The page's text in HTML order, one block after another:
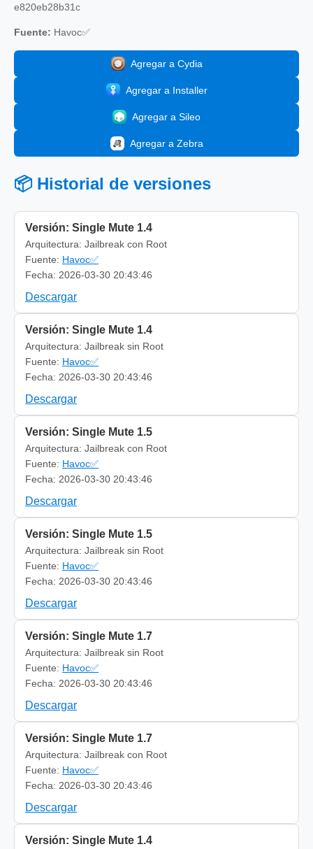
e820eb28b31c
Fuente: Havoc✅
Agregar a Cydia
Agregar a Installer
Agregar a Sileo
Agregar a Zebra
📦 Historial de versiones
Versión: Single Mute 1.4
Arquitectura: Jailbreak con Root
Fuente: Havoc✅
Fecha: 2026-03-30 20:43:46
Descargar
Versión: Single Mute 1.4
Arquitectura: Jailbreak sin Root
Fuente: Havoc✅
Fecha: 2026-03-30 20:43:46
Descargar
Versión: Single Mute 1.5
Arquitectura: Jailbreak con Root
Fuente: Havoc✅
Fecha: 2026-03-30 20:43:46
Descargar
Versión: Single Mute 1.5
Arquitectura: Jailbreak sin Root
Fuente: Havoc✅
Fecha: 2026-03-30 20:43:46
Descargar
Versión: Single Mute 1.7
Arquitectura: Jailbreak sin Root
Fuente: Havoc✅
Fecha: 2026-03-30 20:43:46
Descargar
Versión: Single Mute 1.7
Arquitectura: Jailbreak con Root
Fuente: Havoc✅
Fecha: 2026-03-30 20:43:46
Descargar
Versión: Single Mute 1.4